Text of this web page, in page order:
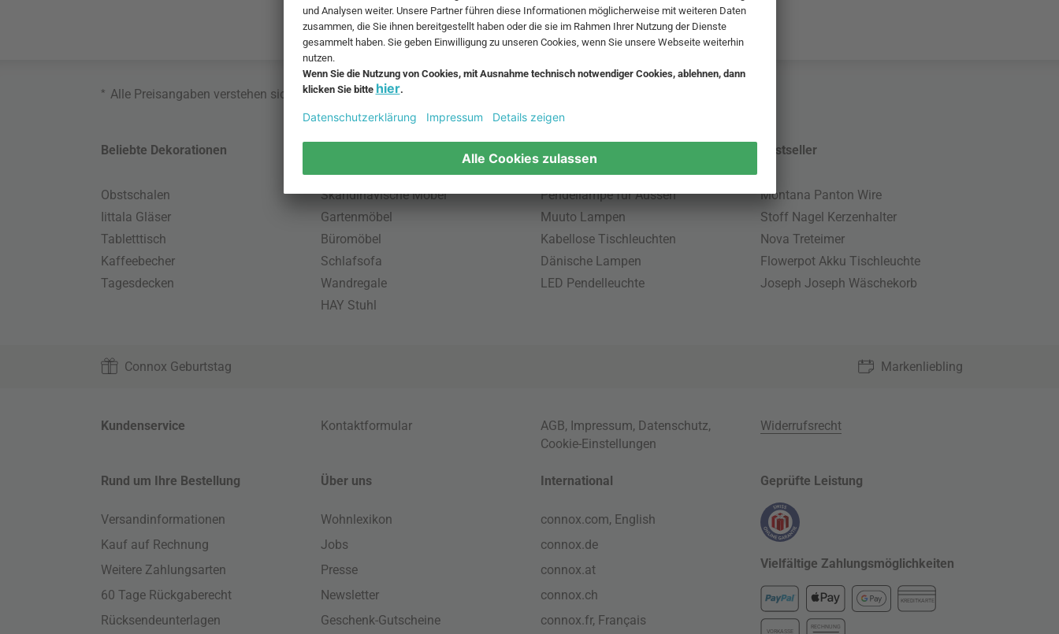
* Alle Preisangaben verstehen sich inklusive MwSt. und zzgl.
Beliebte Dekorationen
Obstschalen
Iittala Gläser
Tabletttisch
Kaffeebecher
Tagesdecken
Skandinavische Möbel
Gartenmöbel
Büromöbel
Schlafsofa
Wandregale
HAY Stuhl
Beliebte Leuchten
Pendellampe für Aussen
Muuto Lampen
Kabellose Tischleuchten
Dänische Lampen
LED Pendelleuchte
Bestseller
Montana Panton Wire
Stoff Nagel Kerzenhalter
Nova Treteimer
Flowerpot Akku Tischleuchte
Joseph Joseph Wäschekorb
Connox Geburtstag Markenliebling
Kundenservice Kontaktformular AGB, Impressum, Datenschutz,
Cookie-Einstellungen
Widerrufsrecht
Rund um Ihre Bestellung
Versandinformationen
Kauf auf Rechnung
Weitere Zahlungsarten
60 Tage Rückgaberecht
Rücksendeunterlagen
Über uns
Wohnlexikon
Jobs
Presse
Newsletter
Geschenk-Gutscheine
International
connox.com, English
connox.de
connox.at
connox.ch
connox.fr, Français
Geprüfte Leistung
Vielfältige Zahlungsmöglichkeiten
KREDITKARTE
VORKASSE
RECHNUNG